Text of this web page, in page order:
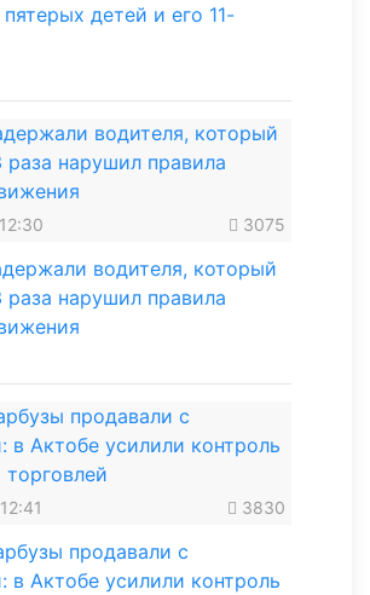
детей и его 11-
3075
водителя, который
раза нарушил правила
3830
продавали с
в Актобе усилили контроль